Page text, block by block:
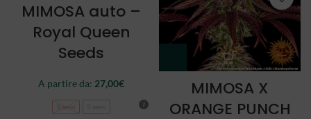
MIMOSA auto –
Royal Queen
Seeds
A partire da: 27,00€
3 semi
MIMOSA X
ORANGE PUNCH